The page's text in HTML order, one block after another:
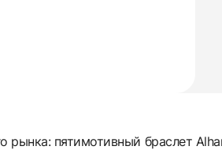
рынка: пятимотивный браслет